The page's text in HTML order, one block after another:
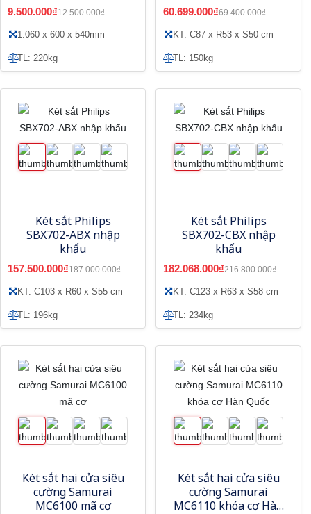
9.500.000₫12.500.000₫
1.060 x 600 x 540mm
TL: 220kg
60.699.000₫69.400.000₫
KT: C87 x R53 x S50 cm
TL: 150kg
Két sắt Philips
SBX702-ABX nhập
khẩu
157.500.000₫187.000.000₫
KT: C103 x R60 x S55 cm
TL: 196kg
Két sắt Philips
SBX702-CBX nhập
khẩu
182.068.000₫216.800.000₫
KT: C123 x R63 x S58 cm
TL: 234kg
Két sắt hai cửa siêu
cường Samurai
MC6100 mã cơ
Két sắt hai cửa siêu
cường Samurai
MC6110 khóa cơ Hàn